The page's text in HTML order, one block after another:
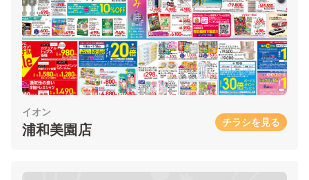
イオン
浦和美園店 チラシを見る